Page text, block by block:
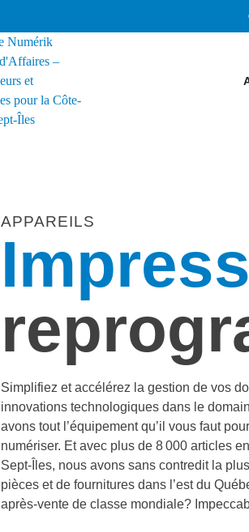
APPAREILS
Simplifiez et accélérez la gestion de vos
innovations technologiques dans le
avons tout l’équipement qu’il vous faut
numériser. Et avec plus de 8 000 articles
Sept-Îles, nous avons sans contredit la
pièces et de fournitures dans l’est du
après-vente de classe mondiale?